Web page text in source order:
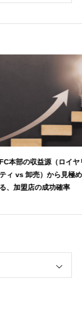
の収益源（ロイヤリ
卸売）から見極め
盟店の成功確率